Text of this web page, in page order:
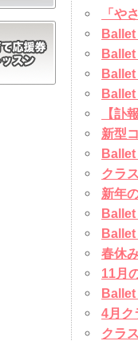
「や
Ballet
Ballet
Ballet
Ballet
【訃
新型
Ballet
クラ
新年
Ballet
Ballet
春休
11月
Ballet
4月ク
クラ